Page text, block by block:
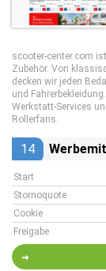
scooter-center.com
Zubehör. Von
decken wir jeden
und
Werkstatt-Services
Rollerfans.
14
Start
Stornoquote
Cookie
Freigabe